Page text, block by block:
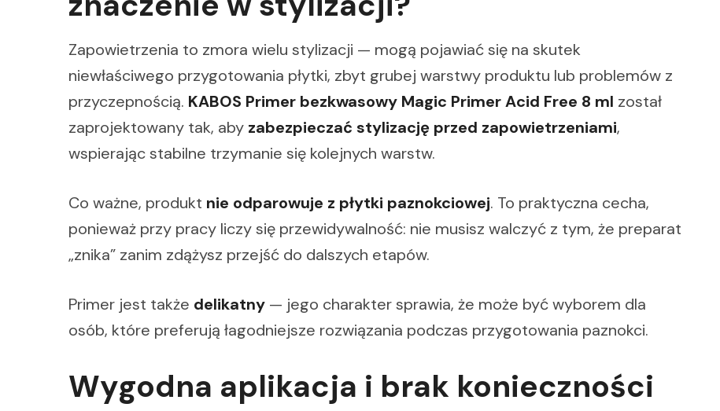
Zapowietrzenia to zmora wielu stylizacji — mogą pojawiać się na skutek
niewłaściwego przygotowania płytki, zbyt grubej warstwy produktu lub problemów z
przyczepnością. KABOS Primer bezkwasowy Magic Primer Acid Free 8 ml został
zaprojektowany tak, aby zabezpieczać stylizację przed zapowietrzeniami,
wspierając stabilne trzymanie się kolejnych warstw.
Co ważne, produkt nie odparowuje z płytki paznokciowej. To praktyczna cecha,
ponieważ przy pracy liczy się przewidywalność: nie musisz walczyć z tym, że preparat
„znika” zanim zdążysz przejść do dalszych etapów.
Primer jest także delikatny — jego charakter sprawia, że może być wyborem dla
osób, które preferują łagodniejsze rozwiązania podczas przygotowania paznokci.
Wygodna aplikacja i brak konieczności